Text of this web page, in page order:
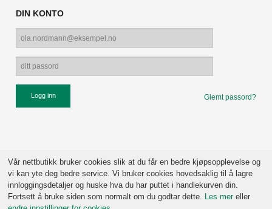
DIN KONTO
Glemt passord?
Vår nettbutikk bruker cookies slik at du får en bedre kjøpsopplevelse og
vi kan yte deg bedre service. Vi bruker cookies hovedsaklig til å lagre
innloggingsdetaljer og huske hva du har puttet i handlekurven din.
Fortsett å bruke siden som normalt om du godtar dette. Les mereller